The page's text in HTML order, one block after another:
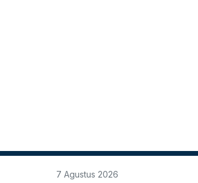
7 Agustus 2026